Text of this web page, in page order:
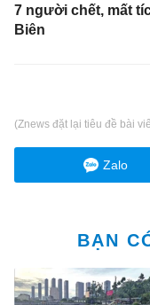
7 người chết, mất
Biên
(Znews đặt lại tiêu đề bài
Zalo
BẠN